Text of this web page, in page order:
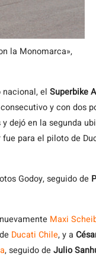
la Monomarca»,
el Superbike A
y con dos
dejó en la segunda
para el piloto de
Godoy, seguido de
Maxi
Ducati Chile, y a
, seguido de Julio